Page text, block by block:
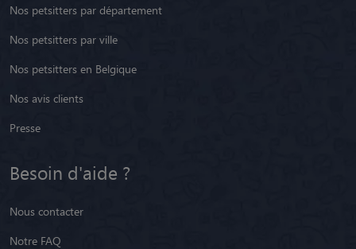
Nos petsitters par département
Nos petsitters par ville
Nos petsitters en Belgique
Nos avis clients
Presse
Besoin d'aide ?
Nous contacter
Notre FAQ